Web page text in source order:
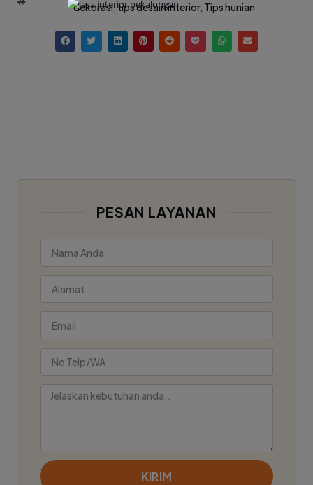
dekorasi,tips desain interior, Tips hunian
PESAN LAYANAN
KIRIM